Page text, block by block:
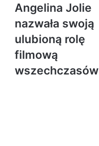
Angelina Jolie
nazwała swoją
ulubioną rolę
filmową
wszechczasów